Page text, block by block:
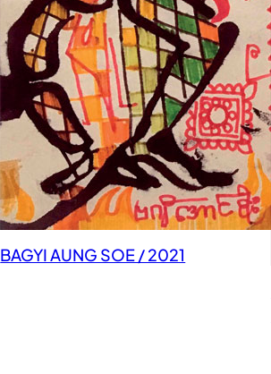
BAGYI AUNG SOE / 2021